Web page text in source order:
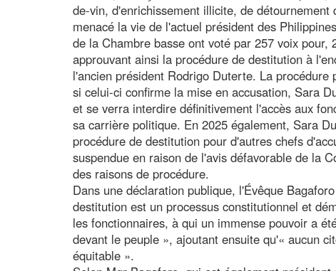
de-vin, d'enrichissement illicite, de
menacé la vie de l'actuel président des
de la Chambre basse ont voté par 257 voix pour,
approuvant ainsi la procédure de destitution à
l'ancien président Rodrigo Duterte. La
si celui-ci confirme la mise en accusation, Sara
et se verra interdire définitivement l'accès aux
sa carrière politique. En 2025 également, Sara
procédure de destitution pour d'autres chefs
suspendue en raison de l'avis défavorable de la
des raisons de procédure.
Dans une déclaration publique, l'Évêque
destitution est un processus constitutionnel et
les fonctionnaires, à qui un immense pouvoir a
devant le peuple », ajoutant ensuite qu'« aucun
équitable ».